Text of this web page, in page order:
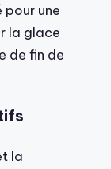
pour une
la glace
de fin de
la